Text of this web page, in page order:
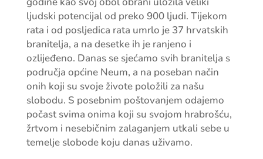
ljudski potencijal od preko 900 ljudi. Tijekom
rata i od posljedica rata umrlo je 37 hrvatskih
branitelja, a na desetke ih je ranjeno i
ozlijeđeno. Danas se sjećamo svih branitelja s
područja općine Neum, a na poseban način
onih koji su svoje živote položili za našu
slobodu. S posebnim poštovanjem odajemo
počast svima onima koji su svojom hrabrošću,
žrtvom i nesebičnim zalaganjem utkali sebe u
temelje slobode koju danas uživamo.